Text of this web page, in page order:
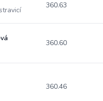
360.63
360.60
360.46